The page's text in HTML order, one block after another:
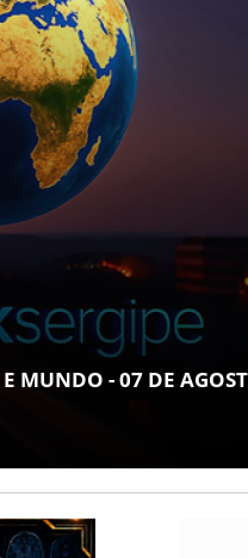
NO IDEB E ALCANÇA 1°
AS CAPITAIS DO